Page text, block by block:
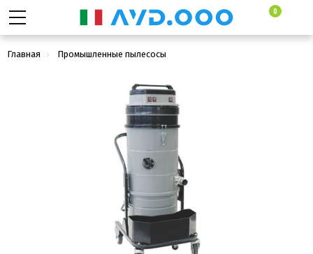
0
Главная
Промышленные пылесосы
Dustin Tank DWRM 375M